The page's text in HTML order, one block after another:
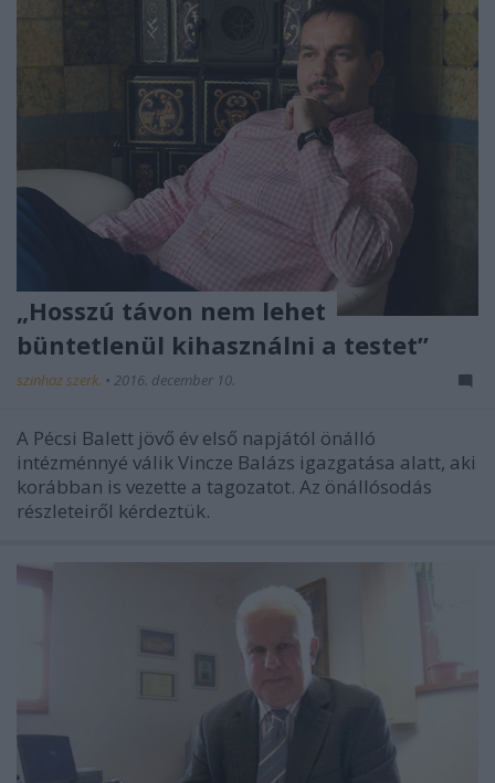
„Hosszú távon nem lehet
büntetlenül kihasználni a testet”
szinhaz szerk. • 2016. december 10.
A Pécsi Balett jövő év első napjától önálló
intézménnyé válik Vincze Balázs igazgatása alatt, aki
korábban is vezette a tagozatot. Az önállósodás
részleteiről kérdeztük.